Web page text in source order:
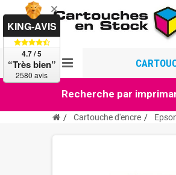
Recherche par
Cartouche d'encre
KING-AVIS
4.7 / 5
“Très bien”
2580 avis